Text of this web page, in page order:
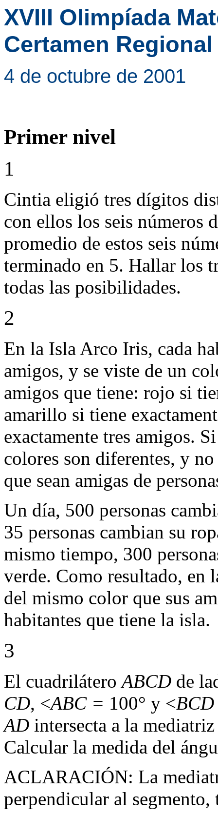
XVIII Olimpíada
Certamen Regional
4 de octubre de 2001
Primer nivel
1
Cintia eligió tres dígitos
con ellos los seis números
promedio de estos seis
terminado en 5. Hallar los
todas las posibilidades.
2
En la Isla Arco Iris, cada
amigos, y se viste de un
amigos que tiene: rojo si
amarillo si tiene
exactamente tres amigos.
colores son diferentes, y
que sean amigas de
Un día, 500 personas
35 personas cambian su
mismo tiempo, 300
verde. Como resultado, en
del mismo color que sus
habitantes que tiene la isla.
3
El cuadriláteroABCD de
CD, <ABC = 100° y <BCD
AD intersecta a la
Calcular la medida del
ACLARACIÓN: La
perpendicular al